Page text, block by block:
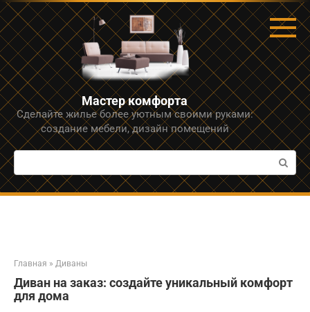
Перейти
к
контенту
Мастер комфорта
Сделайте жилье более уютным своими руками:
создание мебели, дизайн помещений
Поиск:
Главная » Диваны
Диван на заказ: создайте уникальный комфорт
для дома